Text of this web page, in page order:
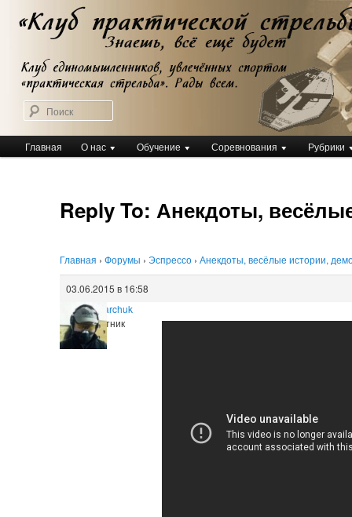
Перейти
основному
содержимому
Клуб практической стрельбы
Клуб практической стрельбы
Главное
меню
Главная О нас Обучение Соревнования Рубрики
Reply To: Анекдоты,
Главная › Форумы › Эспрессо › Анекдоты, весёлые истории,
03.06.2015 в 16:58
Igor Kuharchuk
Участник